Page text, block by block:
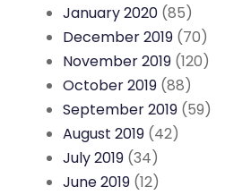
January 2020 (85)
December 2019 (70)
November 2019 (120)
October 2019 (88)
September 2019 (59)
August 2019 (42)
July 2019 (34)
June 2019 (12)